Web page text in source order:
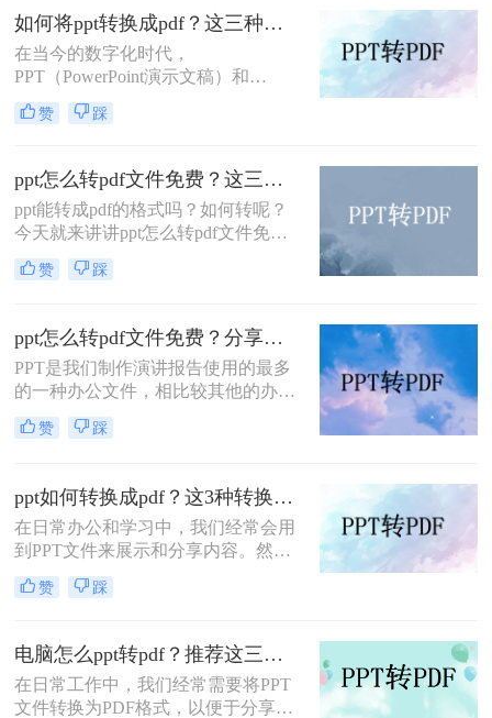
享、打印或确保在不同设备上的一致
显示。那么电脑上ppt怎么转pdf文件
呢？本文将详细介绍在电脑上将PPT
转换为PDF文件的多种方法，帮助用
户轻松完成这一任务。
如何将ppt转换成pdf？这三种转换方法你该学会！
在当今的数字化时代，
PPT（PowerPoint演示文稿）和
PDF（Portable Document Format，可
移植文档格式）是两种广泛使用的文
重要作用。PPT因其强大的演示功能
而备受青睐，而PDF则以其良好的兼
容性和稳定性，在文件共享、打印和
归档方面表现出色。因此，将PPT转
换成PDF成为许多用户在工作和学习
中的常见需求。本文将详细介绍如何
一些实用技巧。
赞 踩
ppt怎么转pdf文件免费？这三种方法，我给满分！
ppt能转成pdf的格式吗？如何转呢？
今天就来讲讲ppt怎么转pdf文件免
费，看看是如何完成的，当我们制作
好一份文档时，想要分享但是又不想
很好的法子，但是很多朋友不知道怎
么#other#，今天小编就来教大家一
招。
赞 踩
ppt怎么转pdf文件免费？分享三种方法，1分钟轻松解决！
PPT是我们制作演讲报告使用的最多
的一种办公文件，相比较其他的办公
文件，PPT文档在演示效果上更加的
丰富出色，但是如果是要打印或者是
式是种不错的选择，因为PDF文件比
较文档，兼容性强，打印效果也十分
好，那么ppt怎么转pdf文件免费呢？
下面就让我们来看看ppt文件转pdf文
件的方法吧。
赞 踩
ppt如何转换成pdf？这3种转换方法你该学会！
在日常办公和学习中，我们经常会用
到PPT文件来展示和分享内容。然
而，有时候我们需要将PPT文件转换
成PDF格式，以方便打印、编辑或分
pdf呢？接下来，本文将为你详细介绍
几种常见的转换方法。
赞 踩
电脑怎么ppt转pdf？推荐这三种方法给大家！
在日常工作中，我们经常需要将PPT
文件转换为PDF格式，以便于分享、